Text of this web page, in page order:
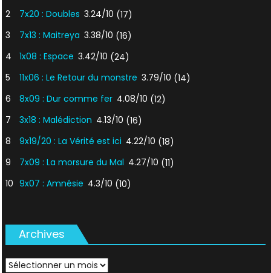
2
7x20 : Doubles 3.24/10 (17)
3
7x13 : Maitreya 3.38/10 (16)
4
1x08 : Espace 3.42/10 (24)
5
11x06 : Le Retour du monstre 3.79/10 (14)
6
8x09 : Dur comme fer 4.08/10 (12)
7
3x18 : Malédiction 4.13/10 (16)
8
9x19/20 : La Vérité est ici 4.22/10 (18)
9
7x09 : La morsure du Mal 4.27/10 (11)
10 9x07 : Amnésie 4.3/10 (10)
Archives
Archives